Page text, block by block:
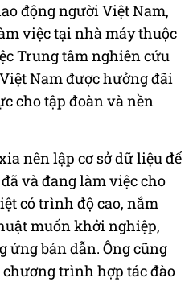
động người Việt Nam,
việc tại nhà máy thuộc
Trung tâm nghiên cứu
Nam được hưởng đãi
cho tập đoàn và nền
nên lập cơ sở dữ liệu để
và đang làm việc cho
có trình độ cao, nắm
muốn khởi nghiệp,
ứng bán dẫn. Ông cũng
trình hợp tác đào